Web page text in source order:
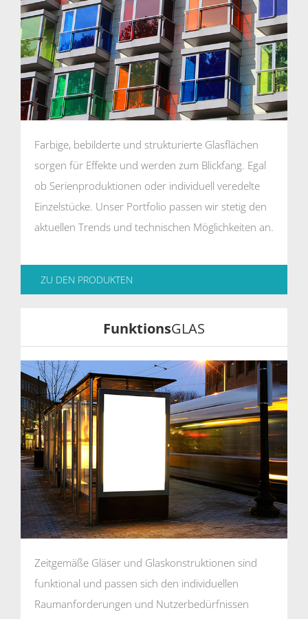
Farbige, bebilderte und strukturierte Glasflächen
sorgen für Effekte und werden zum Blickfang. Egal
ob Serienproduktionen oder individuell veredelte
Einzelstücke. Unser Portfolio passen wir stetig den
aktuellen Trends und technischen Möglichkeiten an.
ZU DEN PRODUKTEN
FunktionsGLAS
Zeitgemäße Gläser und Glaskonstruktionen sind
funktional und passen sich den individuellen
Raumanforderungen und Nutzerbedürfnissen